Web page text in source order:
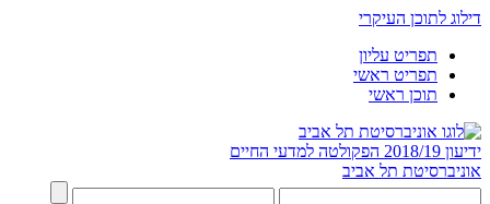
דילוג לתוכן העיקרי
תפריט עליון
תפריט ראשי
תוכן ראשי
ידיעון 2018/19
הפקולטה למדעי החיים
אוניברסיטת תל אביב